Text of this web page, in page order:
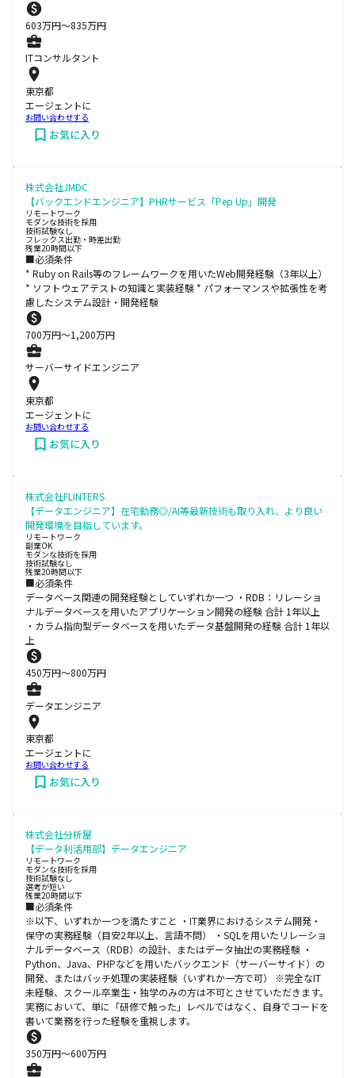
603万円〜835万円
ITコンサルタント
東京都
エージェントに
お問い合わせする
お気に入り
株式会社JMDC
【バックエンドエンジニア】PHRサービス「Pep Up」開発
リモートワーク
モダンな技術を採用
技術試験なし
フレックス出勤・時差出勤
残業20時間以下
■必須条件
* Ruby on Rails等のフレームワークを用いたWeb開発経験（3年以上）
* ソフトウェアテストの知識と実装経験 * パフォーマンスや拡張性を考
慮したシステム設計・開発経験
700万円〜1,200万円
サーバーサイドエンジニア
東京都
エージェントに
お問い合わせする
お気に入り
株式会社FLINTERS
【データエンジニア】在宅勤務◎/AI等最新技術も取り入れ、より良い
開発環境を目指しています。
リモートワーク
副業OK
モダンな技術を採用
技術試験なし
残業20時間以下
■必須条件
データベース関連の開発経験としていずれか一つ ・RDB：リレーショ
ナルデータベースを用いたアプリケーション開発の経験 合計 1年以上
・カラム指向型データベースを用いたデータ基盤開発の経験 合計 1年以
上
450万円〜800万円
データエンジニア
東京都
エージェントに
お問い合わせする
お気に入り
株式会社分析屋
【データ利活用部】データエンジニア
リモートワーク
モダンな技術を採用
技術試験なし
選考が短い
残業20時間以下
■必須条件
※以下、いずれか一つを満たすこと ・IT業界におけるシステム開発・
保守の実務経験（目安2年以上、言語不問） ・SQLを用いたリレーショ
ナルデータベース（RDB）の設計、またはデータ抽出の実務経験 ・
Python、Java、PHPなどを用いたバックエンド（サーバーサイド）の
開発、またはバッチ処理の実装経験（いずれか一方で可） ※完全なIT
未経験、スクール卒業生・独学のみの方は不可とさせていただきます。
実務において、単に「研修で触った」レベルではなく、自身でコードを
書いて業務を行った経験を重視します。
350万円〜600万円